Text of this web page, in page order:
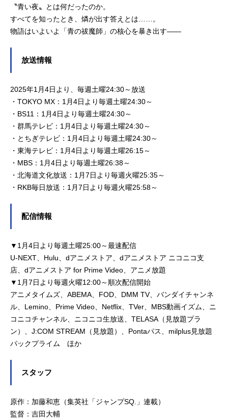
〝青い夜〟とは何だったのか。
すべてを知ったとき、燐が出す答えとは……。
物語はいよいよ「青の祓魔師」の核心を暴き出す――
放送情報
2025年1月4日より、毎週土曜24:30～放送
・TOKYO MX：1月4日より毎週土曜24:30～
・BS11：1月4日より毎週土曜24:30～
・群馬テレビ：1月4日より毎週土曜24:30～
・とちぎテレビ：1月4日より毎週土曜24:30～
・東海テレビ：1月4日より毎週土曜26:15～
・MBS：1月4日より毎週土曜26:38～
・北海道文化放送：1月7日より毎週火曜25:35～
・RKB毎日放送：1月7日より毎週火曜25:58～
配信情報
▼1月4日より毎週土曜25:00～最速配信
U-NEXT、Hulu、dアニメストア、dアニメストア ニコニコ支
店、dアニメストア for Prime Video、アニメ放題
▼1月7日より毎週火曜12:00～順次配信開始
アニメタイムズ、ABEMA、FOD、DMM TV、バンダイチャンネ
ル、Lemino、Prime Video、Netflix、TVer、MBS動画イズム、ニ
コニコチャンネル、ニコニコ生放送、TELASA（見放題プラ
ン）、J:COM STREAM（見放題）、Pontaパス、milplus見放題
パックプライム ほか
スタッフ
原作：加藤和恵（集英社「ジャンプSQ.」連載）
監督：吉田大輔